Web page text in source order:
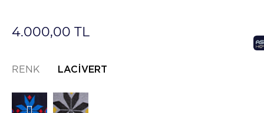
4.000,00 TL
RENK LACIVERT